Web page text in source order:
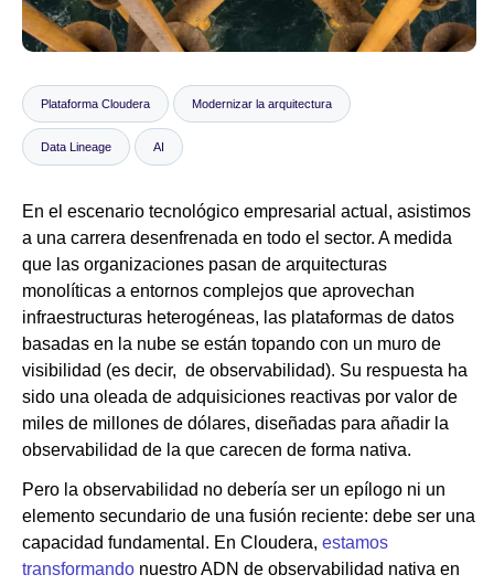
Sala de prensa
Plataforma Cloudera Modernizar la arquitectura
Data Lineage AI
En el escenario tecnológico empresarial actual, asistimos
a una carrera desenfrenada en todo el sector. A medida
que las organizaciones pasan de arquitecturas
monolíticas a entornos complejos que aprovechan
infraestructuras heterogéneas, las plataformas de datos
basadas en la nube se están topando con un muro de
visibilidad (es decir, de observabilidad). Su respuesta ha
sido una oleada de adquisiciones reactivas por valor de
miles de millones de dólares, diseñadas para añadir la
observabilidad de la que carecen de forma nativa.
Pero la observabilidad no debería ser un epílogo ni un
elemento secundario de una fusión reciente: debe ser una
capacidad fundamental. En Cloudera, estamos
transformando nuestro ADN de observabilidad nativa en